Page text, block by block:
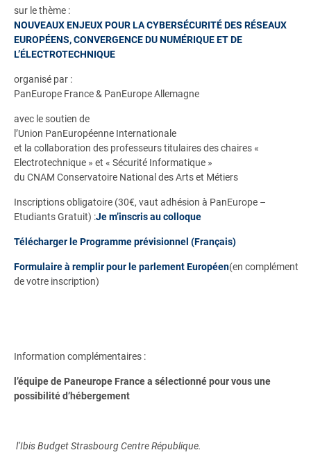
sur le thème :
NOUVEAUX ENJEUX POUR LA CYBERSÉCURITÉ DES RÉSEAUX
EUROPÉENS, CONVERGENCE DU NUMÉRIQUE ET DE
L’ÉLECTROTECHNIQUE
organisé par :
PanEurope France & PanEurope Allemagne
avec le soutien de
l’Union PanEuropéenne Internationale
et la collaboration des professeurs titulaires des chaires «
Electrotechnique » et « Sécurité Informatique »
du CNAM Conservatoire National des Arts et Métiers
Inscriptions obligatoire (30€, vaut adhésion à PanEurope –
Etudiants Gratuit) :Je m’inscris au colloque
Télécharger le Programme prévisionnel (Français)
Formulaire à remplir pour le parlement Européen(en complément
de votre inscription)
Information complémentaires :
l’équipe de Paneurope France a sélectionné pour vous une
possibilité d’hébergement
l’Ibis Budget Strasbourg Centre République.